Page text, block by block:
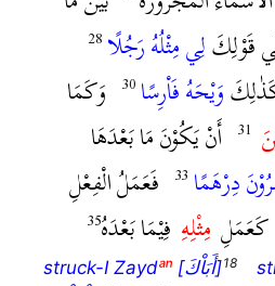
قَوْلِكَلِي مِثْلُهُ رَجُلًا
وَيْحَهُ فَاْرِسًا
وَكَمَا
أَنْ يَكُوْنَ مَا بَعْدَهَا
دِرْهَمًا
فَعَمَلُ الْفِعْلِ
كَعَمَلِ مِثْلِهِ فِيْمَا بَعْدَهُ
struck-I Zaydᵃⁿ [أَبَاْكَ]